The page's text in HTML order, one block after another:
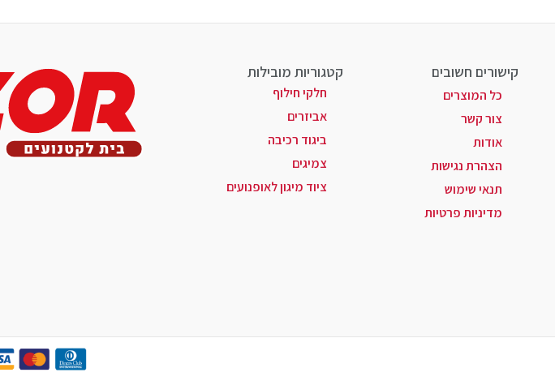
קישורים חשובים
כל המוצרים
צור קשר
אודות
הצהרת נגישות
תנאי שימוש
מדיניות פרטיות
קטגוריות מובילות
חלקי חילוף
אביזרים
ביגוד רכיבה
צמיגים
ציוד מיגון לאופנועים